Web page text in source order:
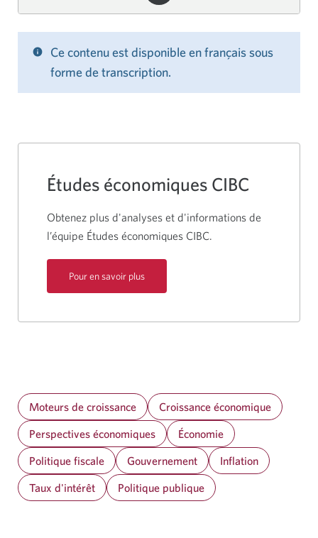
Ce contenu est disponible en français sous
forme de transcription.
Études économiques CIBC
Obtenez plus d'analyses et d'informations de
l’équipe Études économiques CIBC.
Pour en savoir plus
Moteurs de croissance
Croissance économique
Perspectives économiques
Économie
Politique fiscale
Gouvernement
Inflation
Taux d'intérêt
Politique publique